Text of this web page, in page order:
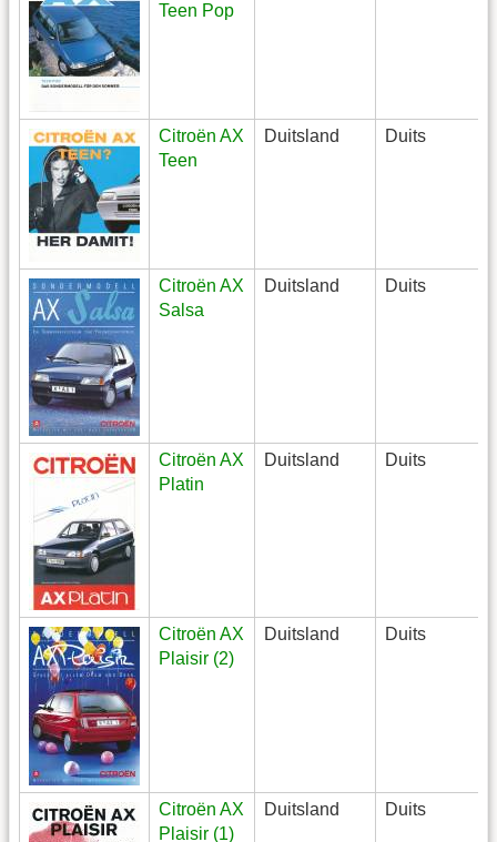
Teen Pop
Citroën AX
Teen
Duitsland Duits
Citroën AX
Salsa
Duitsland Duits
Citroën AX
Platin
Duitsland Duits
Citroën AX
Plaisir (2)
Duitsland Duits
Citroën AX
Plaisir (1)
Duitsland Duits